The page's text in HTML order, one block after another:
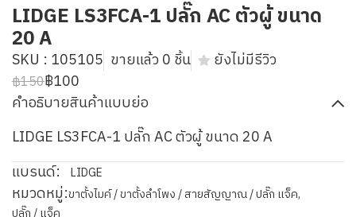
LIDGE LS3FCA-1 ปลั๊ก AC ตัวผู้ ขนาด
20 A
SKU : 105105 ขายแล้ว 0 ชิ้น ยังไม่มีรีวิว
฿150฿100
คำอธิบายสินค้าแบบย่อ
LIDGE LS3FCA-1 ปลั๊ก AC ตัวผู้ ขนาด 20 A
แบรนด์:
LIDGE
หมวดหมู่:ขาตั้งไมค์ / ขาตั้งลำโพง / สายสัญญาณ / ปลั๊ก แจ็ค,